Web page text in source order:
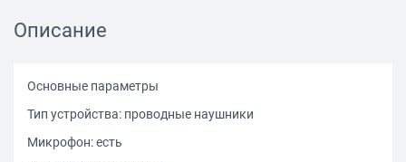
Описание
Основные параметры
Тип устройства: проводные наушники
Микрофон: есть